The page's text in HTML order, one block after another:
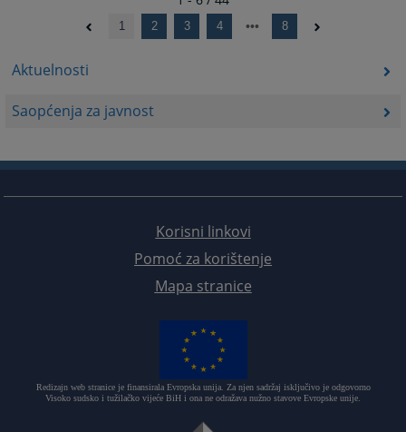
Aktuelnosti
Saopćenja za javnost
1 2 3 4 8
Korisni linkovi
Pomoć za korištenje
Mapa stranice
Redizajn web stranice je finansirala Evropska unija. Za njen sadržaj isključivo je odgovorno
Visoko sudsko i tužilačko vijeće BiH i ona ne odražava nužno stavove Evropske unije.